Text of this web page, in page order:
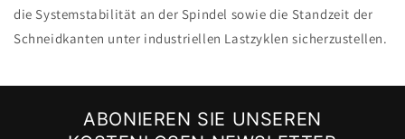
die Systemstabilität an der Spindel sowie die Standzeit der
Schneidkanten unter industriellen Lastzyklen sicherzustellen.
ABONIEREN SIE UNSEREN